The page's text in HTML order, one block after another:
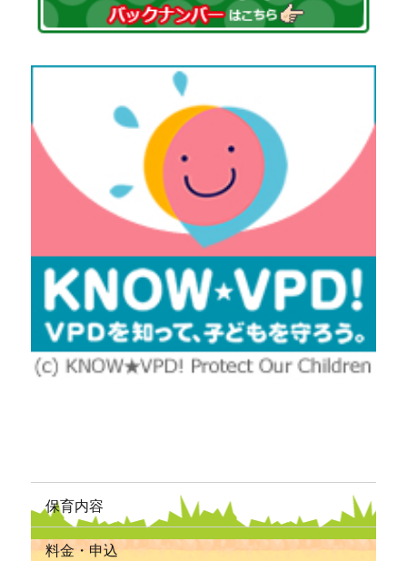
保育内容
料金・申込